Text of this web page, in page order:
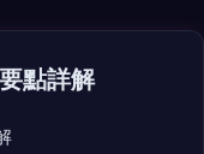
點詳解